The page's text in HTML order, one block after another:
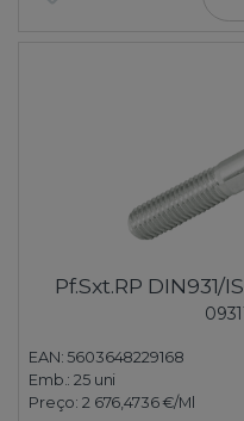
Pf.Sxt.RP DIN931/
EAN: 5603648229168
Emb.:25 uni
Preço: 2 676,4736 €/Ml